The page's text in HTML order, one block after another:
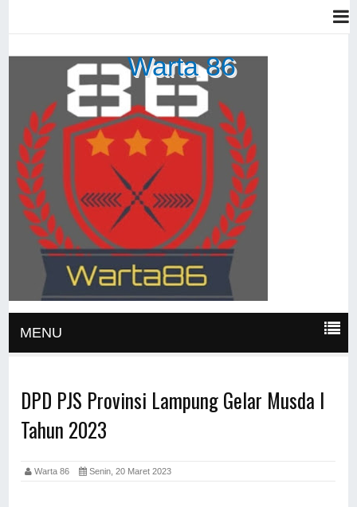
Warta 86
MENU
DPD PJS Provinsi Lampung Gelar Musda I
Tahun 2023
Warta 86 Senin, 20 Maret 2023